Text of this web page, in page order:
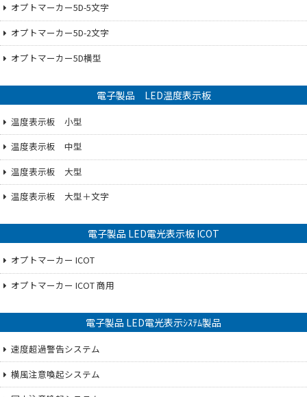
オプトマーカー5D-5文字
オプトマーカー5D-2文字
オプトマーカー5D横型
電子製品 LED温度表示板
温度表示板 小型
温度表示板 中型
温度表示板 大型
温度表示板 大型＋文字
電子製品 LED電光表示板 ICOT
オプトマーカー ICOT
オプトマーカー ICOT 商用
電子製品 LED電光表示ｼｽﾃﾑ製品
速度超過警告システム
横風注意喚起システム